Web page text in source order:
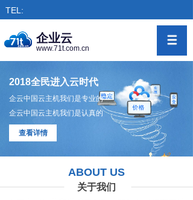
TEL:
企业云
www.71t.com.cn
2018全民进入云时代
企云中国云主机我们是专业的
企云中国云主机我们是认真的
查看详情
ABOUT US
关于我们